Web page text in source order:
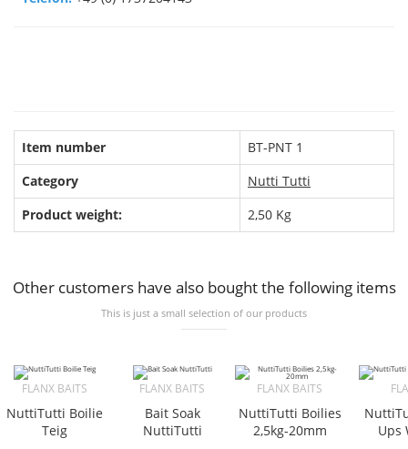
Item number
BT-PNT 1
Category
Nutti Tutti
Product weight:
2,50 Kg
Other customers have also bought the following items
This is just a small selection of our products
FLANX BAITS
NuttiTutti Boilie
Teig
FLANX BAITS
Bait Soak
NuttiTutti
FLANX BAITS
NuttiTutti Boilies
2,5kg-20mm
Ups